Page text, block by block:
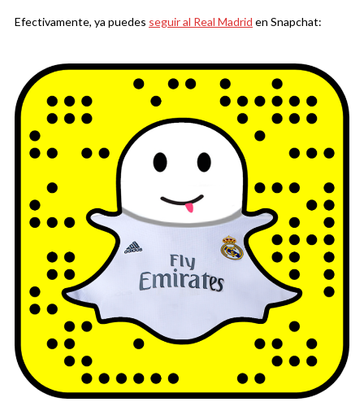
Efectivamente, ya puedes seguir al Real Madrid en Snapchat: